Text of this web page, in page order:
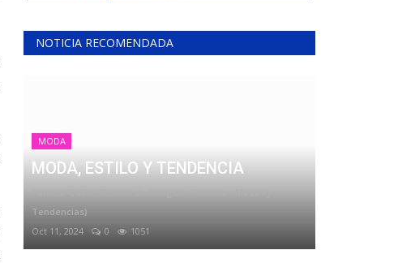
NOTICIA RECOMENDADA
MODA
MODA, ESTILO Y TENDENCIA
Tendencias)
Oct 11, 2024
0 1051